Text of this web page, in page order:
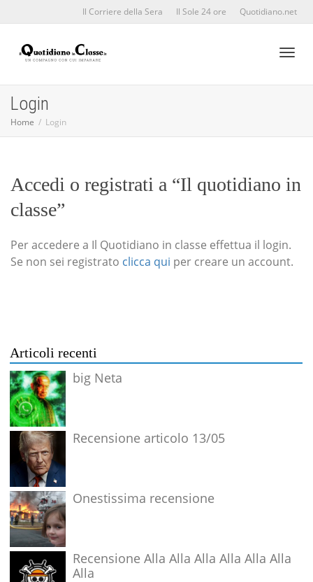
Il Corriere della Sera Il Sole 24 ore Quotidiano.net
Login
Home Login
Accedi o registrati a “Il quotidiano in
classe”
Per accedere a Il Quotidiano in classe effettua il login.
Se non sei registrato clicca qui per creare un account.
Articoli recenti
big Neta
Recensione articolo 13/05
Onestissima recensione
Recensione Alla Alla Alla Alla Alla Alla
Alla